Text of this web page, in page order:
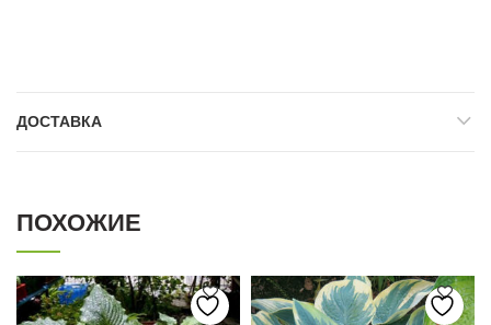
ДОСТАВКА
ПОХОЖИЕ